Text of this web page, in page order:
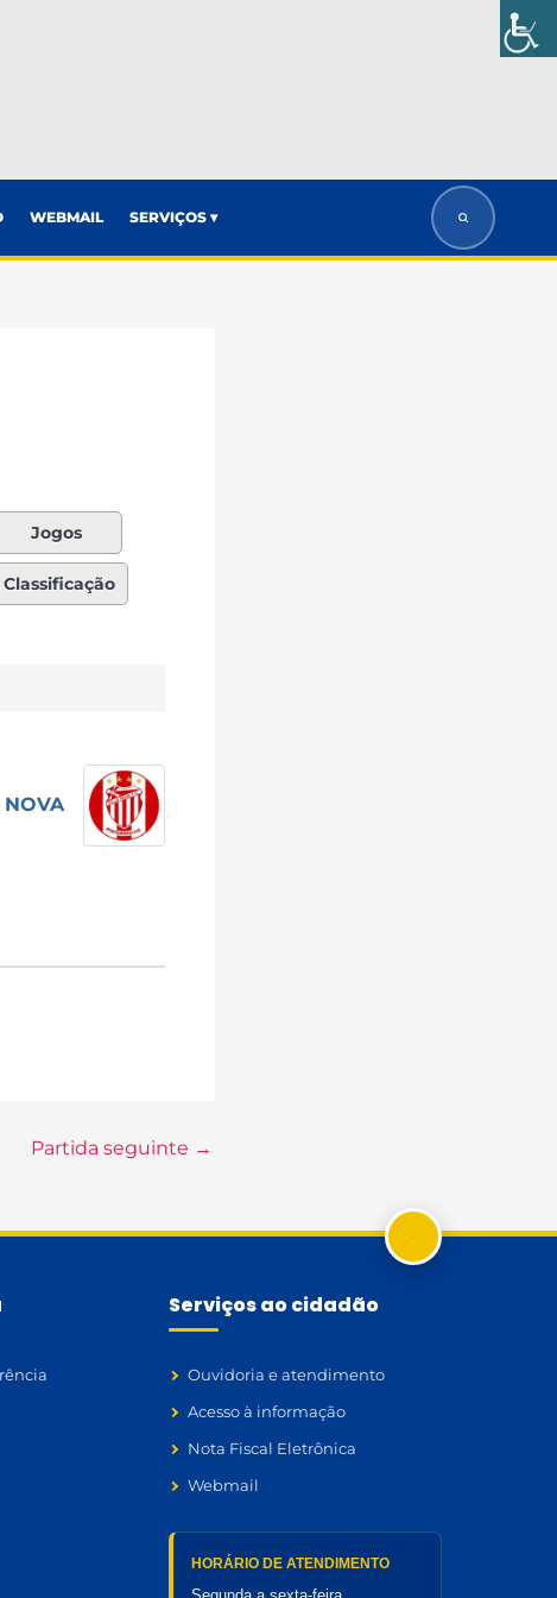
WEBMAIL SERVIÇOS ▾
Jogos
Classificação
Partida seguinte →
Serviços ao cidadão
Ouvidoria e atendimento
Acesso à informação
Nota Fiscal Eletrônica
Webmail
HORÁRIO DE ATENDIMENTO